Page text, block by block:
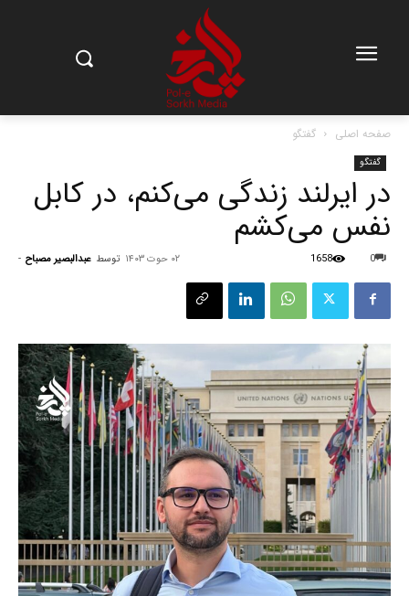
صفحه اصلی گفتگو
گفتگو
در ایرلند زندگی می‌کنم، در کابل
نفس می‌کشم
توسط عبدالبصیر مصباح - ۰۲ حوت ۱۴۰۳ 0
1658